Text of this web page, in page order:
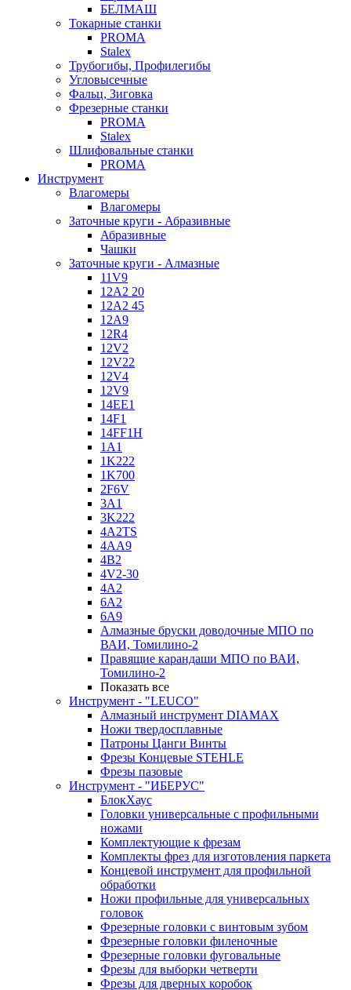
БЕЛМАШ
Токарные станки
PROMA
Stalex
Трубогибы, Профилегибы
Угловысечные
Фальц, Зиговка
Фрезерные станки
PROMA
Stalex
Шлифовальные станки
PROMA
Инструмент
Влагомеры
Влагомеры
Заточные круги - Абразивные
Абразивные
Чашки
Заточные круги - Алмазные
11V9
12A2 20
12A2 45
12A9
12R4
12V2
12V22
12V4
12V9
14EE1
14F1
14FF1H
1A1
1K222
1K700
2F6V
3A1
3K222
4A2TS
4AA9
4B2
4V2-30
4А2
6A2
6A9
Алмазные бруски доводочные МПО по
ВАИ, Томилино-2
Правящие карандаши МПО по ВАИ,
Томилино-2
Показать все
Инструмент - "LEUCO"
Алмазный инструмент DIAMAX
Ножи твердосплавные
Патроны Цанги Винты
Фрезы Концевые STEHLE
Фрезы пазовые
Инструмент - "ИБЕРУС"
БлокХаус
Головки универсальные с профильными
ножами
Комплектующие к фрезам
Комплекты фрез для изготовления паркета
Концевой инструмент для профильной
обработки
Ножи профильные для универсальных
головок
Фрезерные головки с винтовым зубом
Фрезерные головки филеночные
Фрезерные головки фуговальные
Фрезы для выборки четверти
Фрезы для дверных коробок